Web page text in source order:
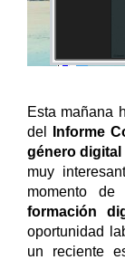
Esta mañana
del
Informe
género digital
muy
momento
formación
oportunidad
un reciente